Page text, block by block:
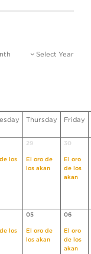
Select Year
Thursday Friday
los
29
El oro de
los akan
30
El oro
de los
akan
los
05
El oro de
los akan
06
El oro
de los
akan